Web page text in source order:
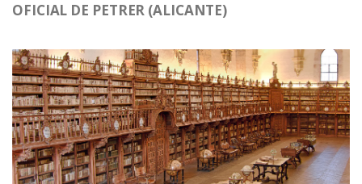
OFICIAL DE PETRER (ALICANTE)